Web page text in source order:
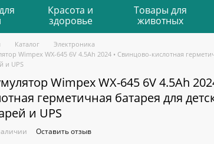
Красота и
здоровье
Товары для
животных
Каталог
Электроника
Wimpex WX-645 6V 4.5Ah 2024 • Свинцово-кислотная
и UPS
Wimpex WX-645 6V 4.5Ah
герметичная батарея для
и UPS
Оставить отзыв